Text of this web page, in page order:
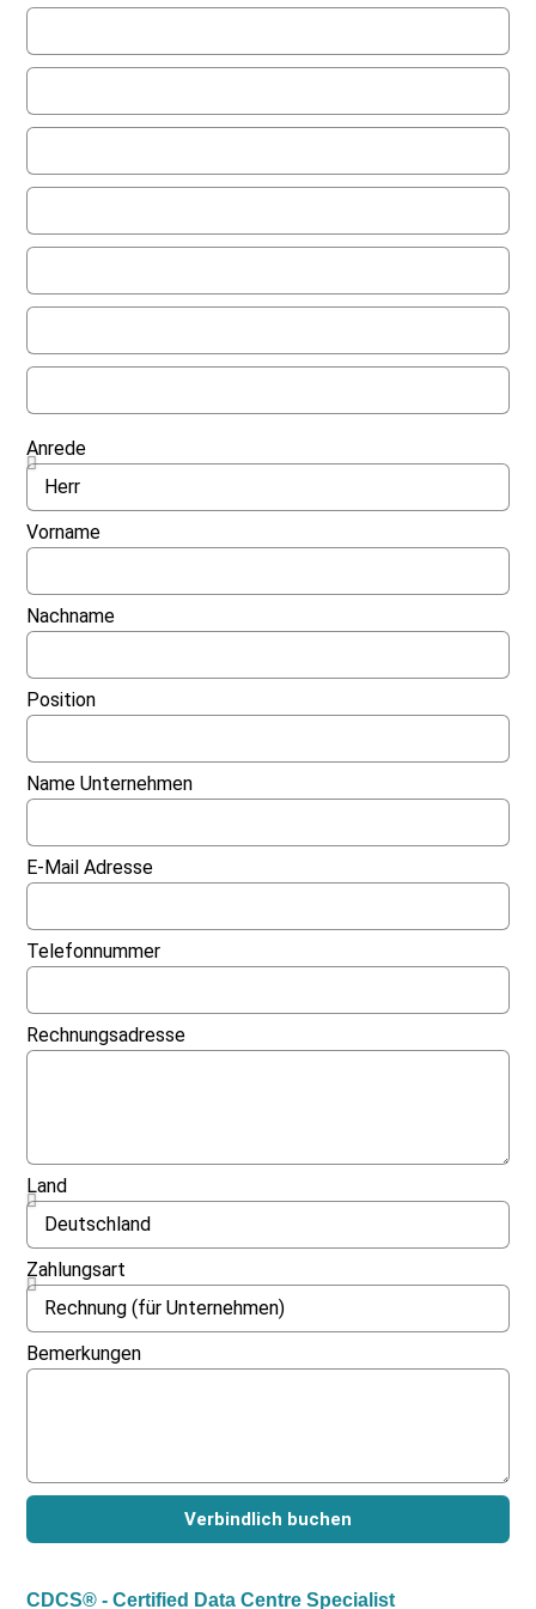
Anrede
Vorname
Nachname
Position
Name Unternehmen
E-Mail Adresse
Telefonnummer
Rechnungsadresse
Land
Zahlungsart
Bemerkungen
Verbindlich buchen
CDCS® - Certified Data Centre Specialist